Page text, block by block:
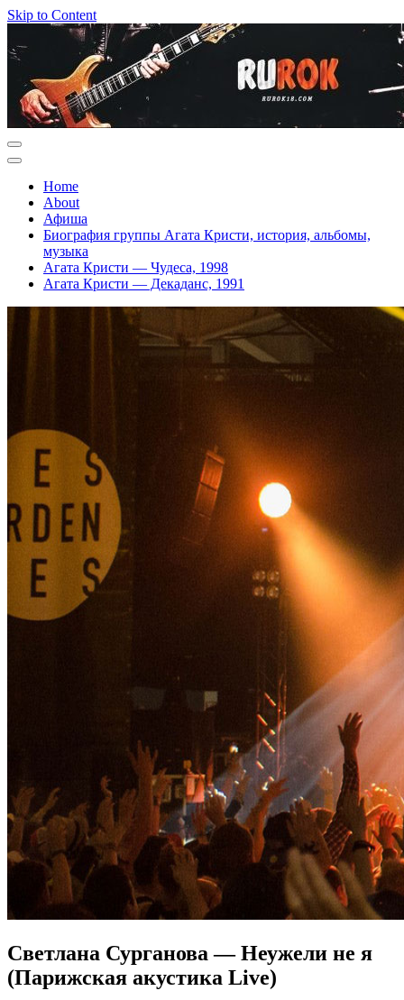
Skip to Content
Home
About
Афиша
Биография группы Агата Кристи, история, альбомы,
музыка
Агата Кристи — Чудеса, 1998
Агата Кристи — Декаданс, 1991
Светлана Сурганова — Неужели не я
(Парижская акустика Live)